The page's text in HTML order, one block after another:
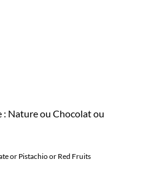
: Nature ou Chocolat ou
or Pistachio or Red Fruits